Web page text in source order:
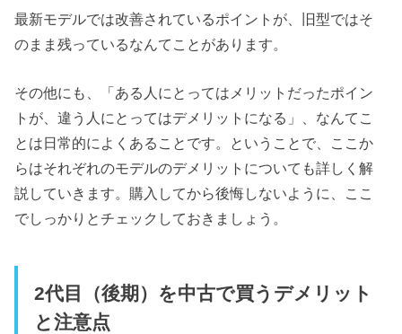
最新モデルでは改善されているポイントが、旧型ではそ
のまま残っているなんてことがあります。
その他にも、「ある人にとってはメリットだったポイン
トが、違う人にとってはデメリットになる」、なんてこ
とは日常的によくあることです。ということで、ここか
らはそれぞれのモデルのデメリットについても詳しく解
説していきます。購入してから後悔しないように、ここ
でしっかりとチェックしておきましょう。
2代目（後期）を中古で買うデメリット
と注意点